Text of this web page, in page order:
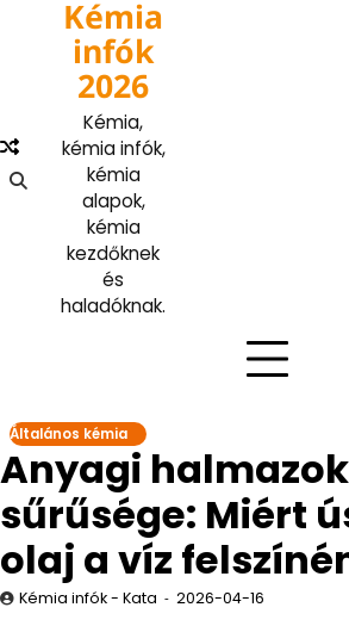
Kémia
infók
2026
Kémia,
kémia infók,
kémia
alapok,
kémia
kezdőknek
és
haladóknak.
Általános kémia
Anyagi halmazok
sűrűsége: Miért
olaj a víz
Kémia infók - Kata 2026-04-16